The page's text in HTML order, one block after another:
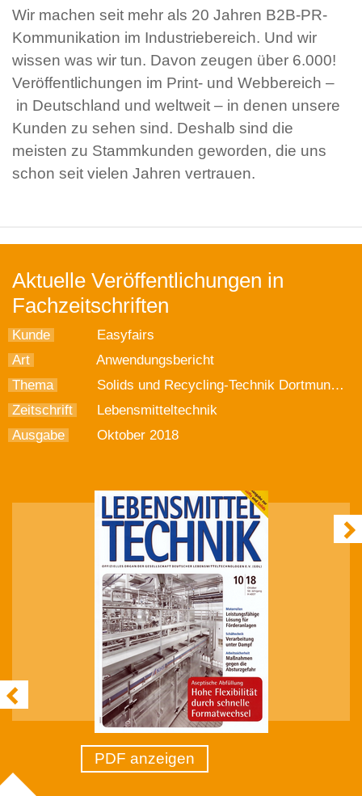
Wir machen seit mehr als 20 Jahren B2B-PR-
Kommunikation im Industriebereich. Und wir
wissen was wir tun. Davon zeugen über 6.000!
Veröffentlichungen im Print- und Webbereich –
in Deutschland und weltweit – in denen unsere
Kunden zu sehen sind. Deshalb sind die
meisten zu Stammkunden geworden, die uns
schon seit vielen Jahren vertrauen.
Aktuelle Veröffentlichungen in
Fachzeitschriften
Kunde
Easyfairs
Art
Anwendungsbericht
Thema
Solids und Recycling-Technik Dortmund bieten Innovatives zum Hören, Erleben und Anfassen
Zeitschrift
Lebensmitteltechnik
Ausgabe
Oktober 2018
PDF anzeigen